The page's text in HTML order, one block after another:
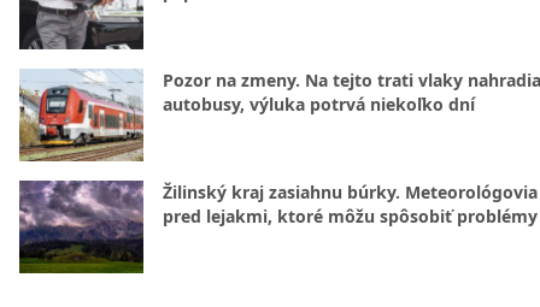
Pozor na zmeny. Na tejto trati vlaky nahradia
autobusy, výluka potrvá niekoľko dní
Žilinský kraj zasiahnu búrky.
pred lejakmi, ktoré môžu spôsobiť problémy